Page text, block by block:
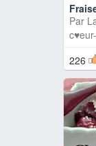
Par
226